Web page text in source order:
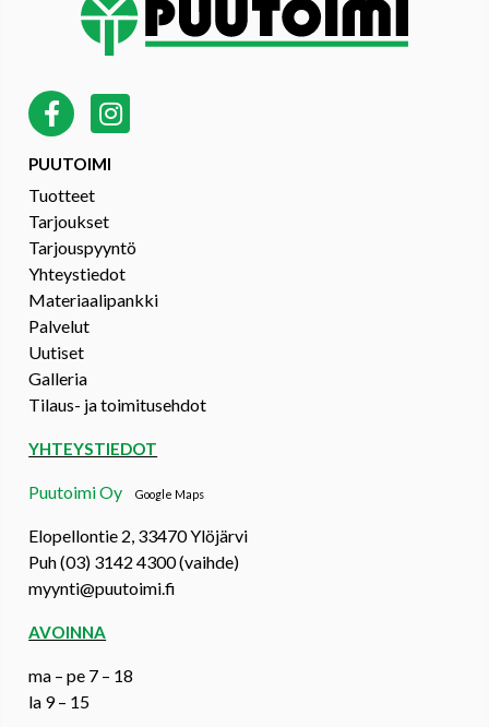
PUUTOIMI
Tuotteet
Tarjoukset
Tarjouspyyntö
Yhteystiedot
Materiaalipankki
Palvelut
Uutiset
Galleria
Tilaus- ja toimitusehdot
YHTEYSTIEDOT
Puutoimi OyGoogle Maps
Elopellontie 2, 33470 Ylöjärvi
Puh (03) 3142 4300 (vaihde)
myynti@puutoimi.fi
AVOINNA
ma – pe 7 – 18
la 9 – 15